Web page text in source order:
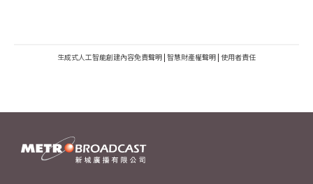
生成式人工智能創建內容免責聲明 | 智慧財產權聲明 | 使用者責任